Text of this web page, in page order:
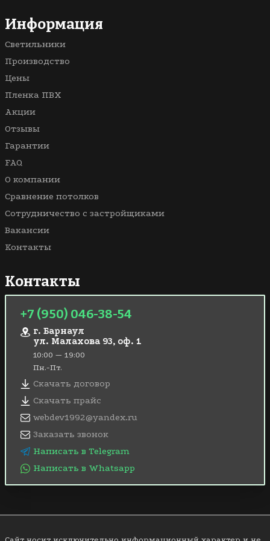
В комнату
Многоуровневые
Со световыми линиями
Информация
Светильники
Производство
Цены
Пленка ПВХ
Акции
Отзывы
Гарантии
FAQ
О компании
Сравнение потолков
Сотрудничество с застройщиками
Вакансии
Контакты
Контакты
+7 (950) 046-38-54
г. Барнаул
ул. Малахова 93, оф. 1
10:00 — 19:00
Пн.-Пт.
Скачать договор
Скачать прайс
webdev1992@yandex.ru
Заказать звонок
Написать в Telegram
Написать в Whatsapp